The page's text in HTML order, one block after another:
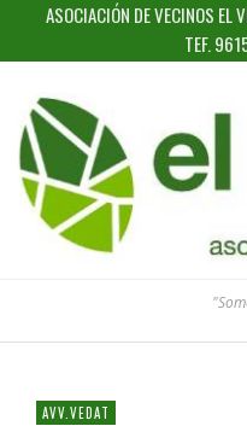
ASOCIACIÓN DE VECINOS EL
TEF.
AVV.VEDAT